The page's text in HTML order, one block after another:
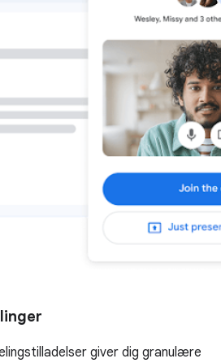
giver dig granulære